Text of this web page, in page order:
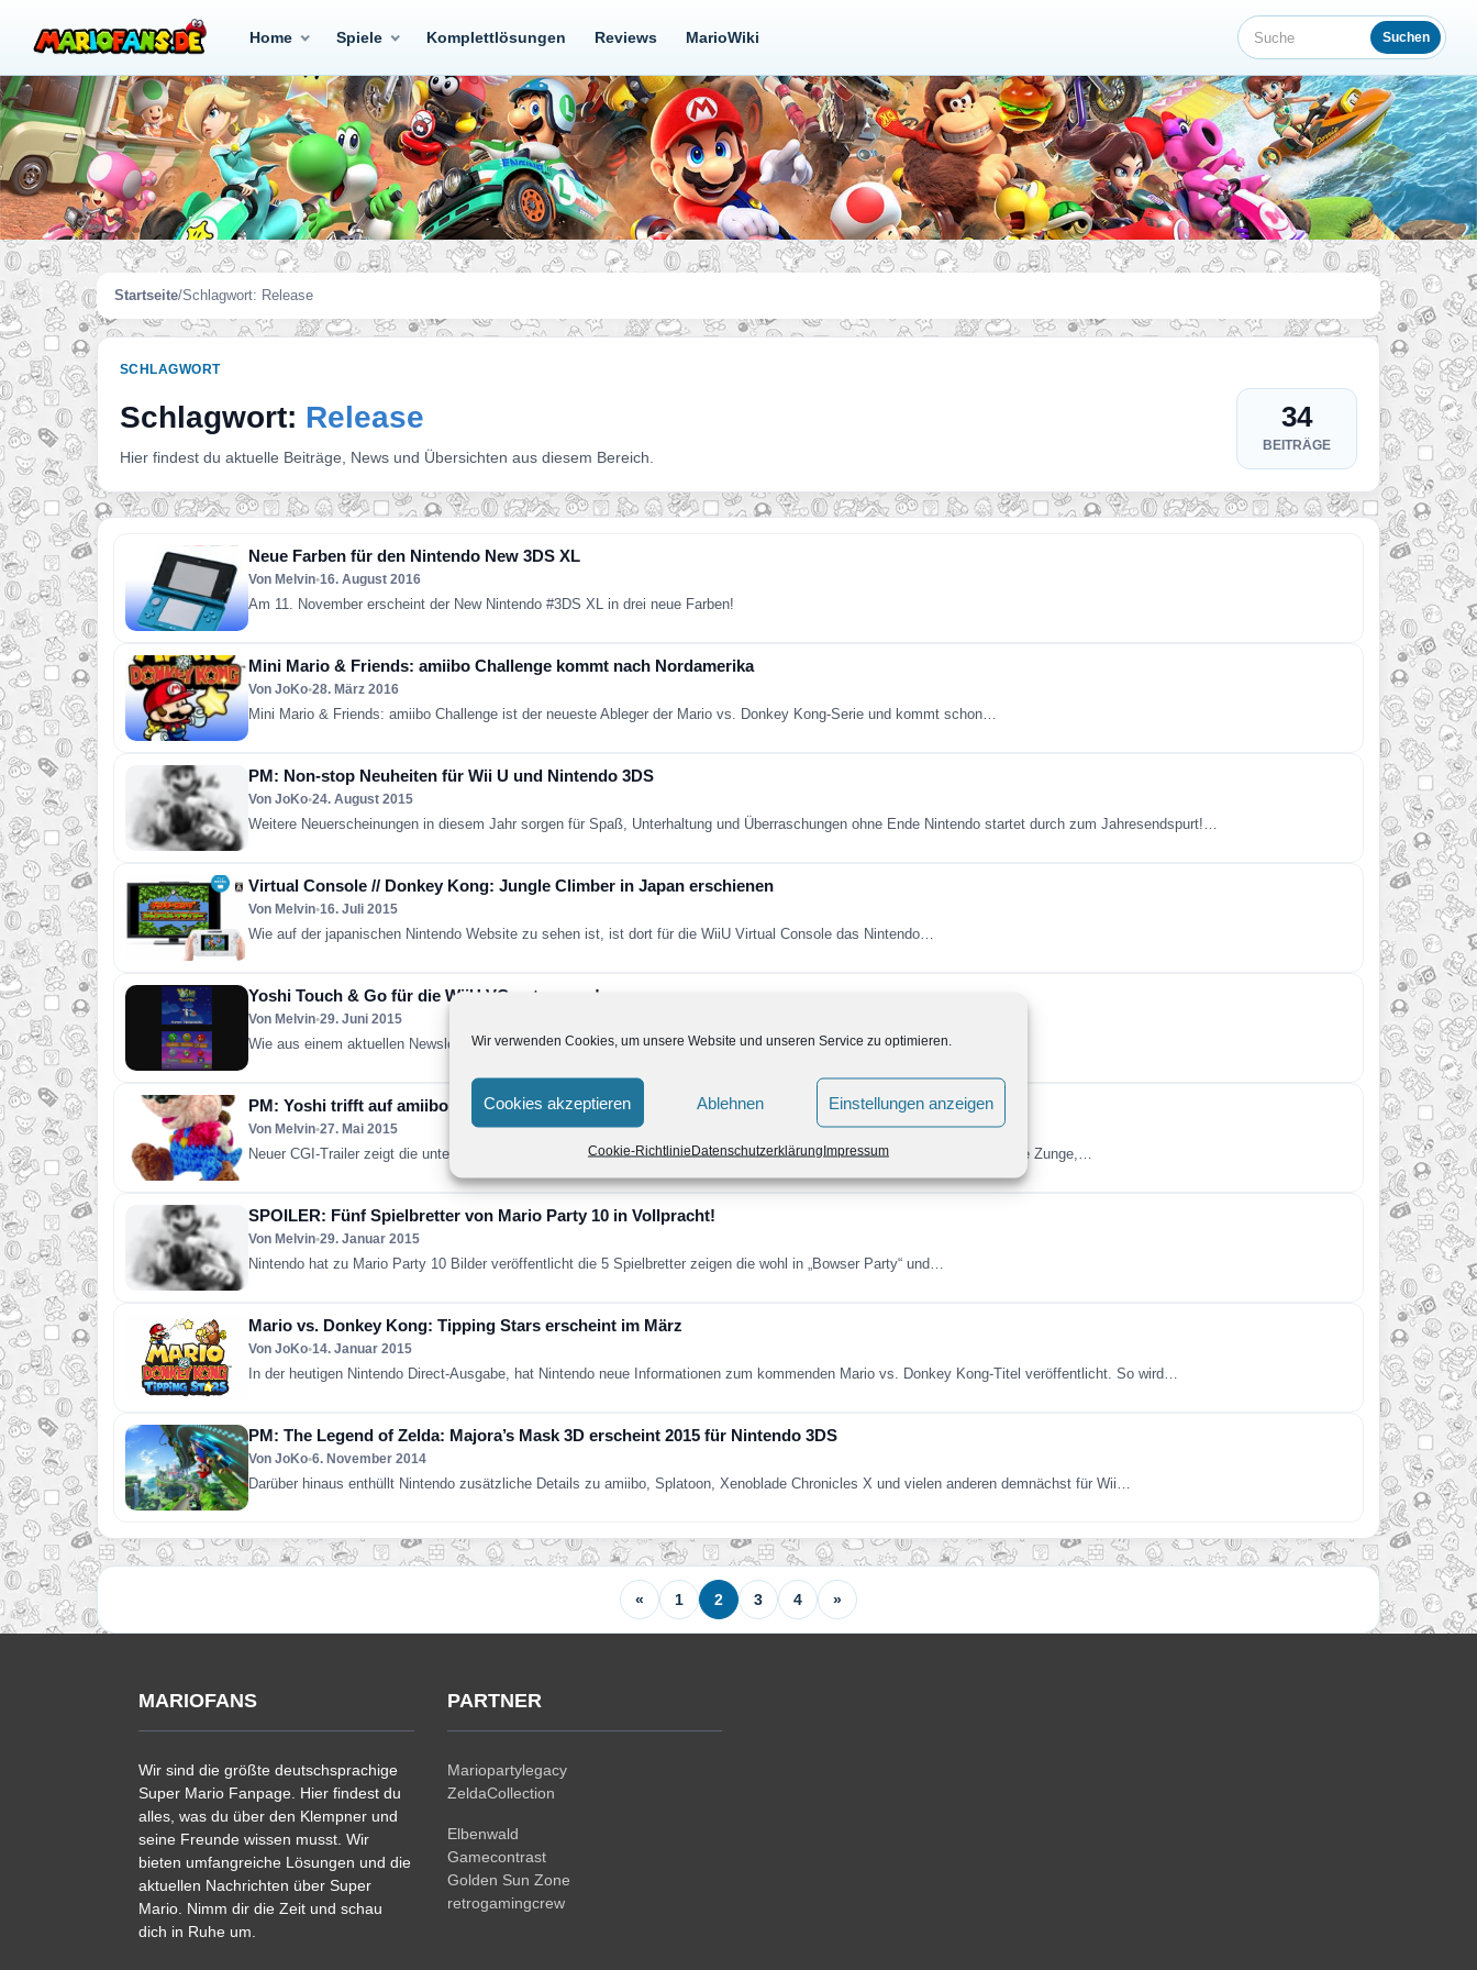
Wir verwenden Cookies, um unsere Website und unseren Service zu optimieren.
Cookies akzeptieren Ablehnen Einstellungen anzeigen
Cookie-RichtlinieDatenschutzerklärungImpressum
Home Spiele Komplettlösungen Reviews MarioWiki Suche Suchen
Startseite/Schlagwort: Release
SCHLAGWORT
Schlagwort: Release
Hier findest du aktuelle Beiträge, News und Übersichten aus diesem Bereich.
34
BEITRÄGE
Neue Farben für den Nintendo New 3DS XL
Von Melvin•16. August 2016
Am 11. November erscheint der New Nintendo #3DS XL in drei neue Farben!
Mini Mario & Friends: amiibo Challenge kommt nach Nordamerika
Von JoKo•28. März 2016
Mini Mario & Friends: amiibo Challenge ist der neueste Ableger der Mario vs. Donkey Kong-Serie und kommt schon…
PM: Non-stop Neuheiten für Wii U und Nintendo 3DS
Von JoKo•24. August 2015
Weitere Neuerscheinungen in diesem Jahr sorgen für Spaß, Unterhaltung und Überraschungen ohne Ende Nintendo startet durch zum Jahresendspurt!…
Virtual Console // Donkey Kong: Jungle Climber in Japan erschienen
Von Melvin•16. Juli 2015
Wie auf der japanischen Nintendo Website zu sehen ist, ist dort für die WiiU Virtual Console das Nintendo…
Yoshi Touch & Go für die WiiU VC unterwegs!
Von Melvin•29. Juni 2015
Wie aus einem aktuellen Newsletter an Club Nintendo Mitglieder hervor geht, soll wohl bald Yoshi Touch & Go…
PM: Yoshi trifft auf amiibo
Von Melvin•27. Mai 2015
Neuer CGI-Trailer zeigt die unterschiedliche Verwendung von amiibo in Yoshi’s Woolly World Sie haben eine lange, klebrige Zunge,…
SPOILER: Fünf Spielbretter von Mario Party 10 in Vollpracht!
Von Melvin•29. Januar 2015
Nintendo hat zu Mario Party 10 Bilder veröffentlicht die 5 Spielbretter zeigen die wohl in „Bowser Party“ und…
Mario vs. Donkey Kong: Tipping Stars erscheint im März
Von JoKo•14. Januar 2015
In der heutigen Nintendo Direct-Ausgabe, hat Nintendo neue Informationen zum kommenden Mario vs. Donkey Kong-Titel veröffentlicht. So wird…
PM: The Legend of Zelda: Majora’s Mask 3D erscheint 2015 für Nintendo 3DS
Von JoKo•6. November 2014
Darüber hinaus enthüllt Nintendo zusätzliche Details zu amiibo, Splatoon, Xenoblade Chronicles X und vielen anderen demnächst für Wii…
« 1 2 3 4 »
MARIOFANS
Wir sind die größte deutschsprachige
Super Mario Fanpage. Hier findest du
alles, was du über den Klempner und
seine Freunde wissen musst. Wir
bieten umfangreiche Lösungen und die
aktuellen Nachrichten über Super
Mario. Nimm dir die Zeit und schau
dich in Ruhe um.
PARTNER
Mariopartylegacy
ZeldaCollection
Elbenwald
Gamecontrast
Golden Sun Zone
retrogamingcrew